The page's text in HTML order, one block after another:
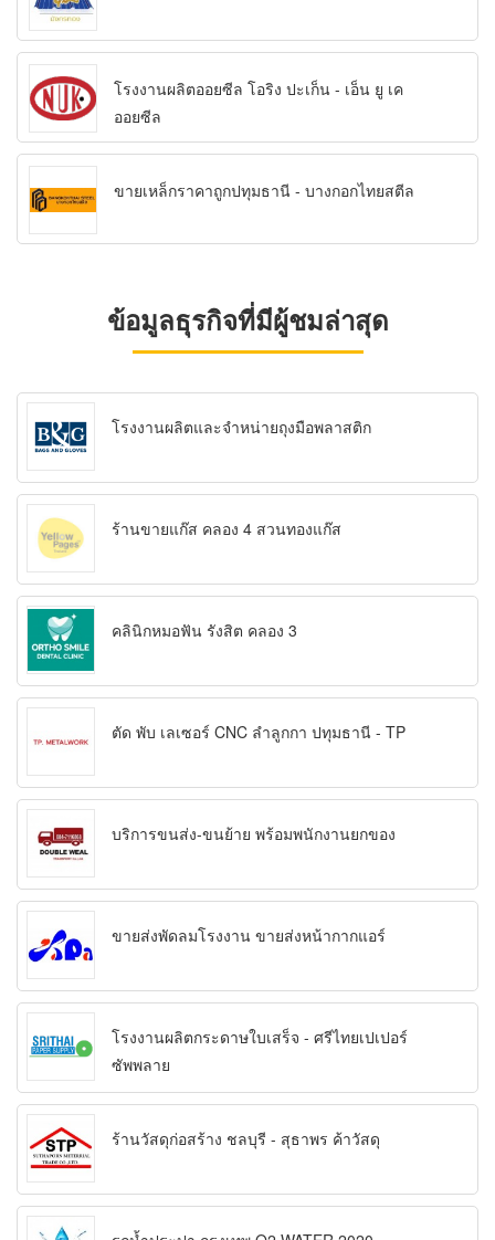
โรงงานผลิตออยซีล โอริง ปะเก็น - เอ็น ยู เค
ออยซีล
ขายเหล็กราคาถูกปทุมธานี - บางกอกไทยสตีล
ข้อมูลธุรกิจที่มีผู้ชมล่าสุด
โรงงานผลิตและจำหน่ายถุงมือพลาสติก
ร้านขายแก๊ส คลอง 4 สวนทองแก๊ส
คลินิกหมอฟัน รังสิต คลอง 3
ตัด พับ เลเซอร์ CNC ลำลูกกา ปทุมธานี - TP
บริการขนส่ง-ขนย้าย พร้อมพนักงานยกของ
ขายส่งพัดลมโรงงาน ขายส่งหน้ากากแอร์
โรงงานผลิตกระดาษใบเสร็จ - ศรีไทยเปเปอร์
ซัพพลาย
ร้านวัสดุก่อสร้าง ชลบุรี - สุธาพร ค้าวัสดุ